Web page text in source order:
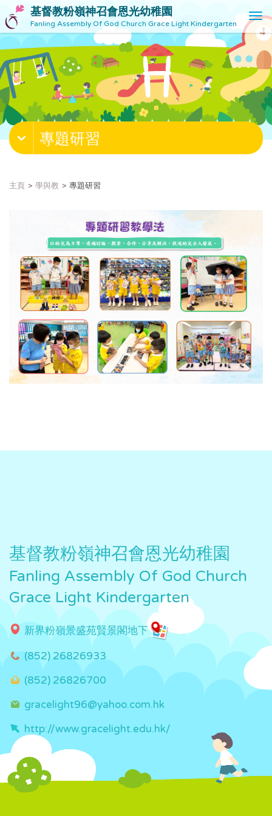
基督教粉嶺神召會恩光幼稚園
Fanling Assembly Of God Church Grace Light Kindergarten
T
o
g
l
e
v
g
專題研習
主頁 學與教 專題研習
基督教粉嶺神召會恩光幼稚園
Fanling Assembly Of God Church
Grace Light Kindergarten
新界粉嶺景盛苑賢景閣地下
(852) 26826933
(852) 26826700
gracelight96@yahoo.com.hk
http://www.gracelight.edu.hk/